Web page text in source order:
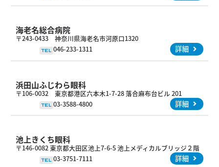
海老名総合病院
〒243-0433 神奈川県海老名市河原口1320
TEL 046-233-1311 詳細
浜田山ふじわら眼科
〒106-0032 東京都港区六本木1-7-28 落合麻布台ビル 201
TEL 03-3588-4800 詳細
池上きくち眼科
〒146-0082 東京都大田区池上7-6-5 池上メディカルブリッジ２階
TEL 03-3751-7111 詳細